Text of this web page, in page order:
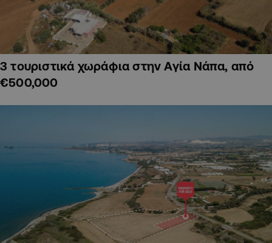
3 τουριστικά χωράφια στην Αγία Νάπα, από
€500,000